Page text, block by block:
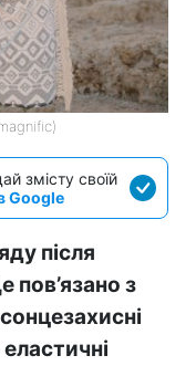
змісту своїй
Google
після
пов’язано з